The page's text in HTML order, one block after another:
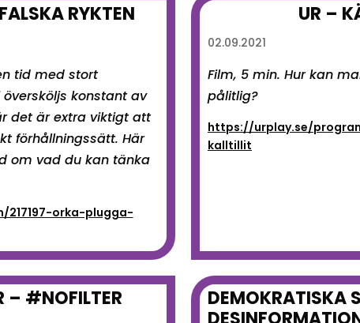
RYKTEN
tid med stort
konstant av
det är extra viktigt att
förhållningssätt. Här
om vad du kan tänka
orka-plugga-
UR –
02.09.2021
Film, 5 min. Hur kan
pålitlig?
https://urplay.se/
kalltillit
– #NOFILTER
DEMOKRATISKA